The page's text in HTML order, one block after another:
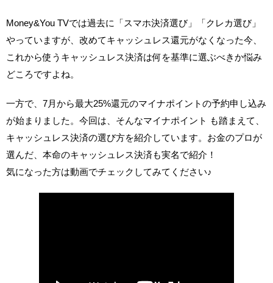
Money&You TVでは過去に「スマホ決済選び」「クレカ選び」
やっていますが、改めてキャッシュレス還元がなくなった今、
これから使うキャッシュレス決済は何を基準に選ぶべきか悩み
どころですよね。
一方で、7月から最大25%還元のマイナポイントの予約申し込み
が始まりました。今回は、そんなマイナポイント も踏まえて、
キャッシュレス決済の選び方を紹介しています。お金のプロが
選んだ、本命のキャッシュレス決済も実名で紹介！
気になった方は動画でチェックしてみてください♪